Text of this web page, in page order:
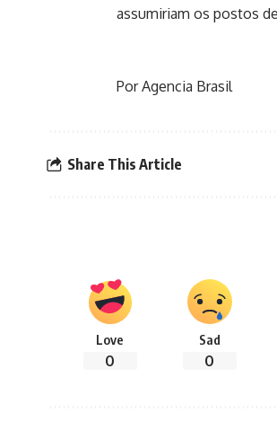
assumiriam os postos
Por Agencia Brasil
Share This Article
Love
0
Sad
0